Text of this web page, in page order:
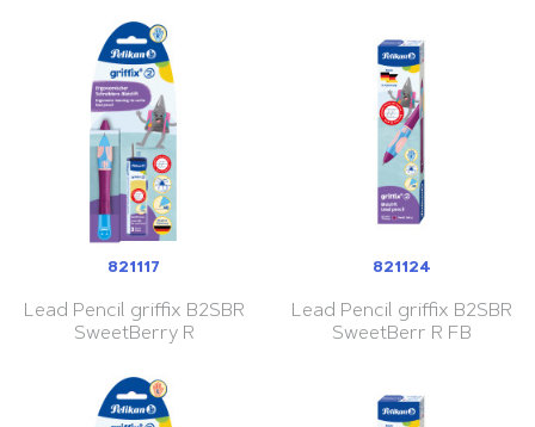
821117
Lead Pencil griffix B2SBR
SweetBerry R
821124
Lead Pencil griffix B2SBR
SweetBerr R FB